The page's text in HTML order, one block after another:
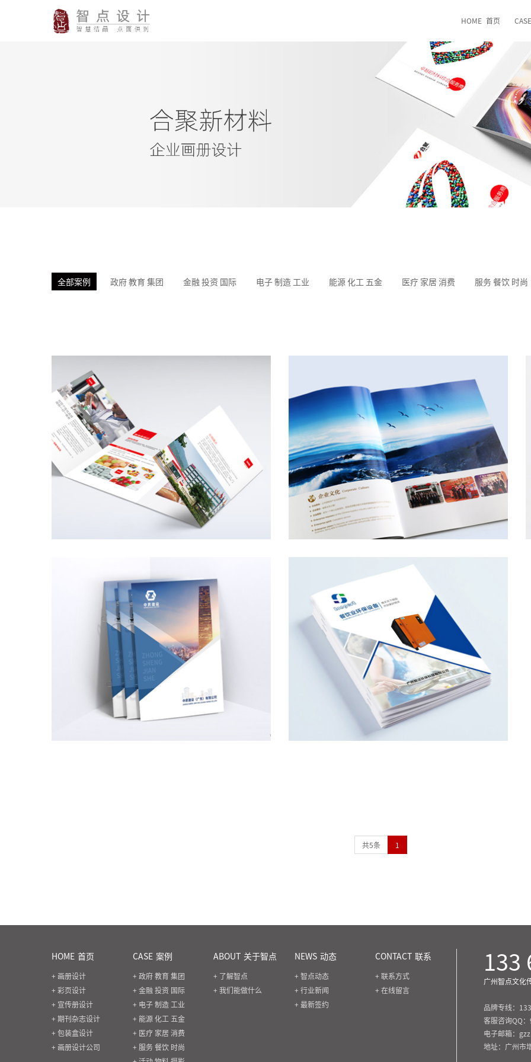
HOME 首页 CASE
全部案例 政府 教育 集团 金融 投资 国际 电子 制造 工业 能源 化工 五金 医疗 家居 消费 服务 餐饮 时尚
共5条 1
HOME 首页
+ 画册设计
+ 彩页设计
+ 宣传册设计
+ 期刊杂志设计
+ 包装盒设计
+ 画册设计公司
CASE 案例
+ 政府 教育 集团
+ 金融 投资 国际
+ 电子 制造 工业
+ 能源 化工 五金
+ 医疗 家居 消费
+ 服务 餐饮 时尚
ABOUT 关于智点
+ 了解智点
+ 我们能做什么
NEWS 动态
+ 智点动态
+ 行业新闻
+ 最新签约
CONTACT 联系
+ 联系方式
+ 在线留言
133
广州智点文化
品牌专线：
客服咨询QQ：
电子邮箱：
地址：广州市